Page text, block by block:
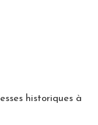
historiques à